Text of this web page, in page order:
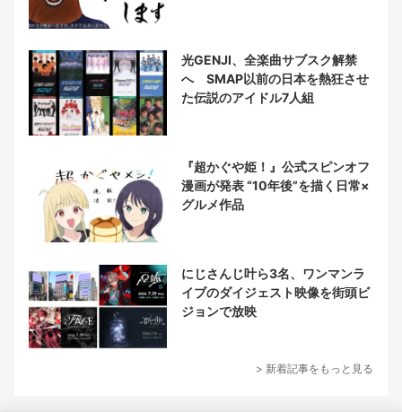
光GENJI、全楽曲サブスク解禁
へ SMAP以前の日本を熱狂させ
た伝説のアイドル7人組
『超かぐや姫！』公式スピンオフ
漫画が発表 “10年後”を描く日常×
グルメ作品
にじさんじ叶ら3名、ワンマンラ
イブのダイジェスト映像を街頭ビ
ジョンで放映
> 新着記事をもっと見る